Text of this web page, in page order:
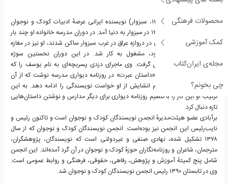
محصولات فرهنگی
کمک آموزشی
مجله‌ی ایران‌کتاب
چی بخونم؟
محمود برآبادی (زادهٔ ۱۳۳۱، سبزوار) نویسنده ایرانی عرصهٔ ادبیات کودک و نوجوان
است. برآبادی در سال ۱۳۳۱ در سبزوار به دنیا آمد. در دوران مدرسه خانواده او چند بار
کوچ کردند و پس از مدتی در دروازه عراق در غرب سبزوار ساکن شدند، او نیز در مغازه
بقالی و عطاری پدر خود، مشغول به کار شد. در این دوران نخستین سوژه
داستان‌نویسی در او شکل گرفت. وی ماجرای دزدی پسربچه‌ای به نام یوسف را که
شاگرد پدر او بود، با نام «داستان عبرت» در روزنامه دیواری مدرسه نوشت که از آن
استقبال شد و حتی معلم انشایش از او خواست نویسندگی را ادامه دهد. به این
ترتیب او این کار را با تنظیم روزنامه دیواری برای دیگر مدارس و نوشتن داستان‌هایی
تازه دنبال کرد.
برآبادی عضو هیئت‌مدیرهٔ انجمن نویسندگان کودک و نوجوان است و تاکنون رئیس و
نایب‌رئیس این انجمن نیز بوده‌است. انجمن نویسندگان کودک و نوجوان که از سال
۱۳۷۸ تشکیل شده، نهادی صنفی و غیردولتی است که نویسندگان، پژوهشگران،
مترجمان، شاعران و روزنامه‌نگاران حوزهٔ کودک و نوجوان در آن گرد آمده‌اند. این انجمن
شامل پنج کمیتهٔ آموزش و پژوهش، رفاهی، حقوقی، فرهنگی و روابط عمومی است.
وی در تابستان ۱۳۹۰ رئیس انجمن نویسندگان کودک و نوجوان شد.